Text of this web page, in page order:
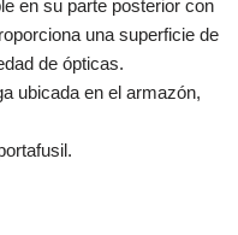
en su parte posterior con
una superficie de
de ópticas.
ubicada en el armazón,